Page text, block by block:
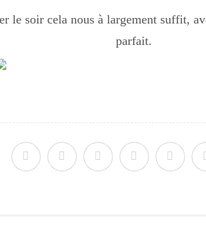
le soir cela nous à largement suffit,
parfait.